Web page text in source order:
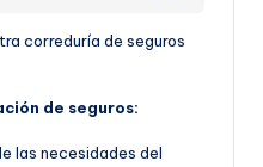
correduría de seguros
de seguros:
las necesidades del